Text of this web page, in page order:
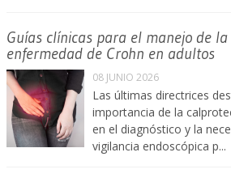
Guías clínicas para el manejo de la
enfermedad de Crohn en adultos
08 JUNIO 2026
Las últimas directrices
importancia de la
en el diagnóstico y la
vigilancia endoscópica p...